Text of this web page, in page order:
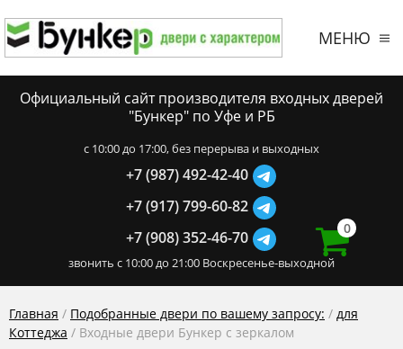
МЕНЮ
Официальный сайт производителя входных дверей
"Бункер" по Уфе и РБ
c 10:00 до 17:00, без перерыва и выходных
+7 (987) 492-42-40
+7 (917) 799-60-82
+7 (908) 352-46-70
звонить с 10:00 до 21:00 Воскресенье-выходной
0
Главная / Подобранные двери по вашему запросу: / для
Коттеджа / Входные двери Бункер с зеркалом